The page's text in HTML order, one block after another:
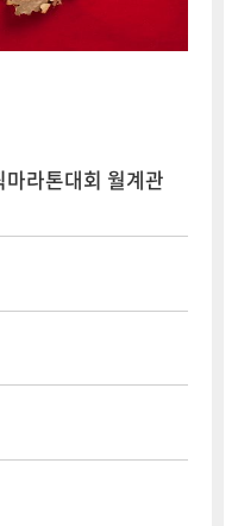
라톤대회 월계관